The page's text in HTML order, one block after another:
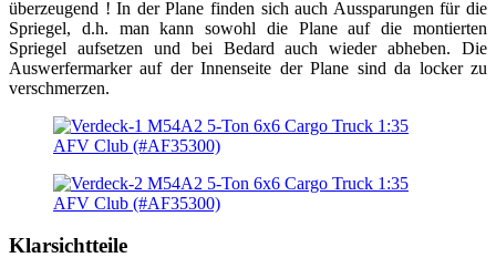
überzeugend ! In der Plane finden sich auch Aussparungen für die
Spriegel, d.h. man kann sowohl die Plane auf die montierten
Spriegel aufsetzen und bei Bedard auch wieder abheben. Die
Auswerfermarker auf der Innenseite der Plane sind da locker zu
verschmerzen.
Klarsichtteile